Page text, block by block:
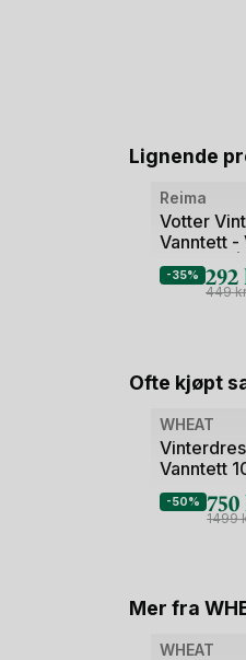
Lignende
Bilde
av
Reima
Votter
Vanntett -
isolering |
-35% 292
449kr
Ofte kjøpt
Bilde
av
WHEAT
Vanntett
Adi Tech
-50% 750
1499
Mer fra
Bilde
WHEAT